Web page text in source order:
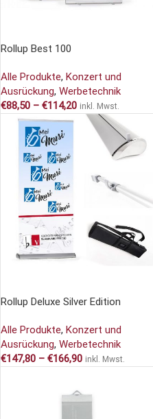
Rollup Best 100
Alle Produkte, Konzert und
Ausrückung, Werbetechnik
€88,50 – €114,20 inkl. Mwst.
Rollup Deluxe Silver Edition
Alle Produkte, Konzert und
Ausrückung, Werbetechnik
€147,80 – €166,90 inkl. Mwst.